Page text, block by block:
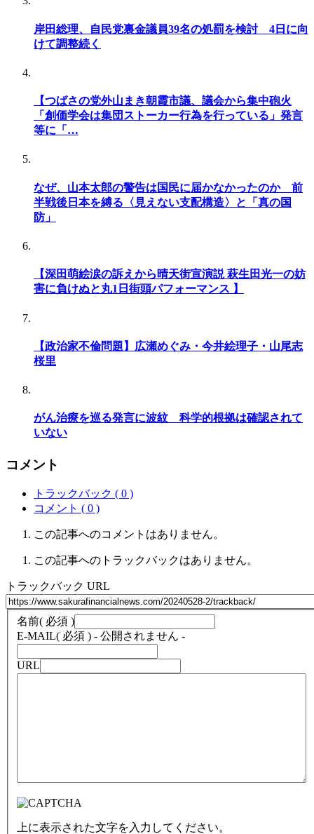
岸田総理、自民党裏金議員39名の処罰を検討 4日に向
けて調整続く
【つばさの党外山まき朝霞市議、議会から集中砲火
「創価学会は集団ストーカー行為を行っている」発言
等に「…
なぜ、山本太郎の警告は国民に届かなかったのか 前
半戦後日本を縛る〈見えない支配構造〉と「真の国
防」
【深田萌絵涙の訴えから晴天街宣演説 萩生田光一の妨
害に負けぬと丸1日街頭パフォーマンス 】
【政治家不倫問題】広瀬めぐみ・今井絵理子・山尾志
桜里
がん治療を巡る発言に波紋 科学的根拠は確認されて
いない
コメント
トラックバック ( 0 )
コメント ( 0 )
この記事へのコメントはありません。
この記事へのトラックバックはありません。
トラックバック URL
名前( 必須 )
E-MAIL( 必須 ) - 公開されません -
URL
上に表示された文字を入力してください。